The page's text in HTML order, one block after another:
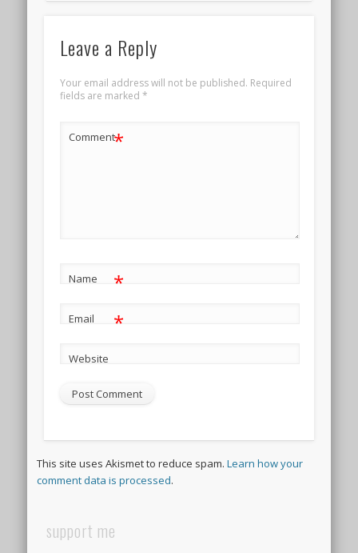
Leave a Reply
Your email address will not be published. Required
fields are marked *
Comment*
Name *
Email *
Website
This site uses Akismet to reduce spam.Learn how your
comment data is processed.
support me